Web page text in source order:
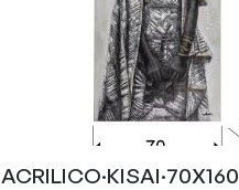
ACRILICO·KISAI·70X160